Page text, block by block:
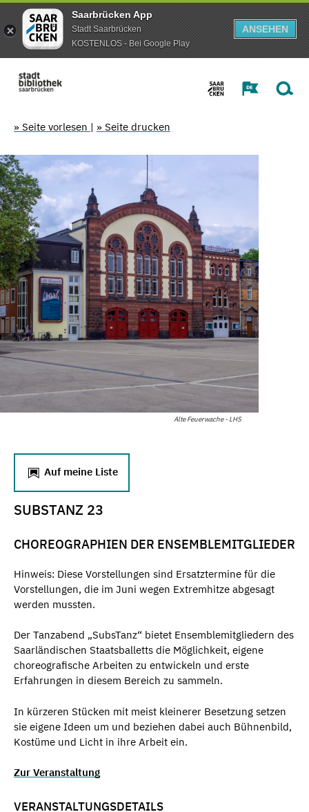
Saarbrücken App
Stadt Saarbrücken
KOSTENLOS - Bei Google Play
ANSEHEN
» Seite vorlesen | » Seite drucken
Alte Feuerwache - LHS
Auf meine Liste
SUBSTANZ 23
CHOREOGRAPHIEN DER ENSEMBLEMITGLIEDER
Hinweis: Diese Vorstellungen sind Ersatztermine für die
Vorstellungen, die im Juni wegen Extremhitze abgesagt
werden mussten.
Der Tanzabend „SubsTanz“ bietet Ensemblemitgliedern des
Saarländischen Staatsballetts die Möglichkeit, eigene
choreografische Arbeiten zu entwickeln und erste
Erfahrungen in diesem Bereich zu sammeln.
In kürzeren Stücken mit meist kleinerer Besetzung setzen
sie eigene Ideen um und beziehen dabei auch Bühnenbild,
Kostüme und Licht in ihre Arbeit ein.
Zur Veranstaltung
VERANSTALTUNGSDETAILS